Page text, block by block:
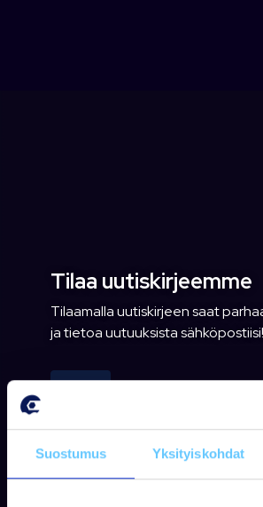
Suostumus Yksityiskohdat
Tilaa uutiskirjeemme
Tilaamalla uutiskirjeen saat
ja tietoa uutuuksista sähköpostiisi!